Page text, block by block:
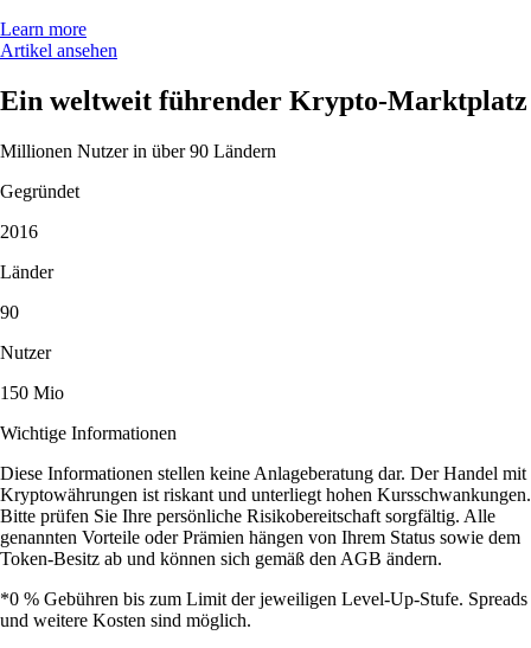
Learn more
Artikel ansehen
Ein weltweit führender Krypto-Marktplatz
Millionen Nutzer in über 90 Ländern
Gegründet
2016
Länder
90
Nutzer
150 Mio
Wichtige Informationen
Diese Informationen stellen keine Anlageberatung dar. Der Handel mit
Kryptowährungen ist riskant und unterliegt hohen Kursschwankungen.
Bitte prüfen Sie Ihre persönliche Risikobereitschaft sorgfältig. Alle
genannten Vorteile oder Prämien hängen von Ihrem Status sowie dem
Token-Besitz ab und können sich gemäß den AGB ändern.
*0 % Gebühren bis zum Limit der jeweiligen Level-Up-Stufe. Spreads
und weitere Kosten sind möglich.